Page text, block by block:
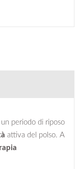
periodo di riposo
attiva del polso. A